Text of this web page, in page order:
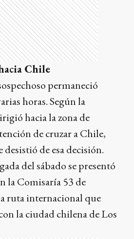
Chile
permaneció
horas. Según la
hacia la zona de
de cruzar a Chile,
de esa decisión.
del sábado se presentó
la Comisaría 53 de
ruta internacional que
la ciudad chilena de Los